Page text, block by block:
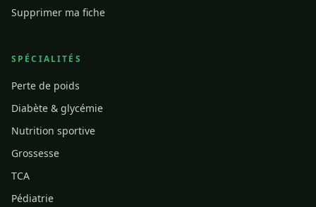
Supprimer ma fiche
SPÉCIALITÉS
Perte de poids
Diabète & glycémie
Nutrition sportive
Grossesse
TCA
Pédiatrie